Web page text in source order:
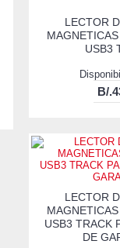
LECTOR
USB3
B/
LECTOR
USB3 TRACK
DE